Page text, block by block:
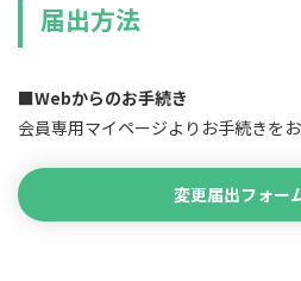
届出方法
■Webからのお手続き
会員専用マイページよりお手続きをお
変更届出フォー